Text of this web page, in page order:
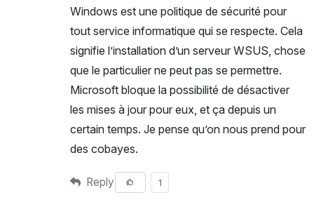
Windows est une politique de sécurité pour
tout service informatique qui se respecte. Cela
signifie l’installation d’un serveur WSUS, chose
que le particulier ne peut pas se permettre.
Microsoft bloque la possibilité de désactiver
les mises à jour pour eux, et ça depuis un
certain temps. Je pense qu’on nous prend pour
des cobayes.
Reply 1